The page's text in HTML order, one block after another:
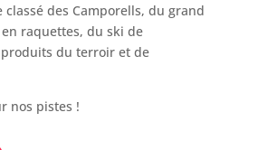
des Camporells, du grand
raquettes, du ski de
du terroir et de
nos pistes !